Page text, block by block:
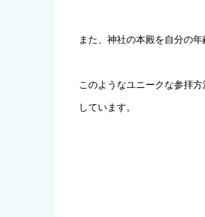
また、神社の本殿を自分の
このようなユニークな参拝
しています。